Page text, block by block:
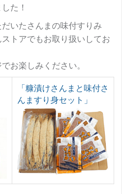
た！
いたさんまの味付すりみ
トアでもお取り扱いしてお
お楽しみください。
「糠漬けさんまと味付さ
んますり身セット」